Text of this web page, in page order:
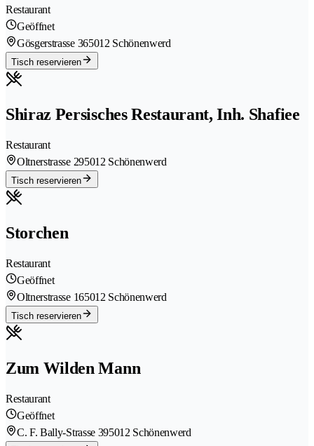
Restaurant
Geöffnet
Gösgerstrasse 365012 Schönenwerd
Tisch reservieren
Shiraz Persisches Restaurant, Inh. Shafiee
Restaurant
Oltnerstrasse 295012 Schönenwerd
Tisch reservieren
Storchen
Restaurant
Geöffnet
Oltnerstrasse 165012 Schönenwerd
Tisch reservieren
Zum Wilden Mann
Restaurant
Geöffnet
C. F. Bally-Strasse 395012 Schönenwerd